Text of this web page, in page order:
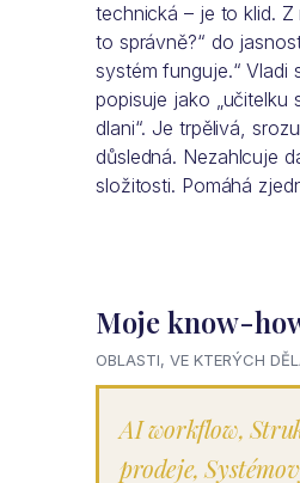
technická – je to klid. Z
to správně?“ do
systém funguje.“ Vladi
popisuje jako „učitelku
dlani“. Je trpělivá,
důsledná. Nezahlcuje
složitosti. Pomáhá
Moje know-
OBLASTI, VE KTERÝCH
AI workflow,
prodeje,